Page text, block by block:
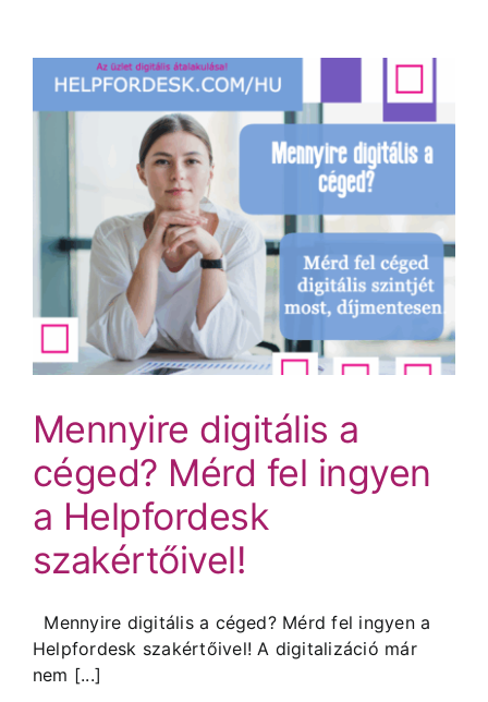
Mennyire digitális a
céged? Mérd fel ingyen
a Helpfordesk
szakértőivel!
Mennyire digitális a céged? Mérd fel ingyen a
Helpfordesk szakértőivel! A digitalizáció már
nem [...]